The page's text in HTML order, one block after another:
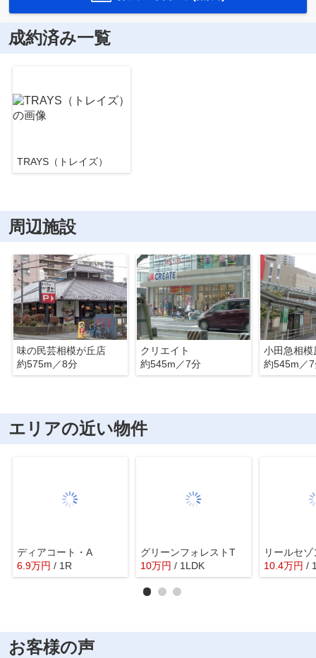
成約済み一覧
TRAYS（トレイズ）
周辺施設
味の民芸相模が丘店
約575m／8分
クリエイト
約545m／7分
小田急相模
約545m／
エリアの近い物件
ディアコート・A
6.9万円 / 1R
グリーンフォレストT
10万円 / 1LDK
リールセ
10.4万円 /
お客様の声